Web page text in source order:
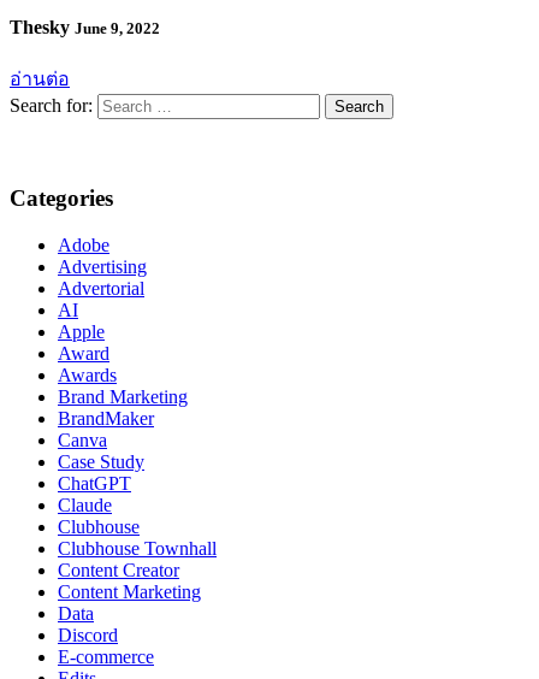
Thesky June 9, 2022
อ่านต่อ
Search for:
Categories
Adobe
Advertising
Advertorial
AI
Apple
Award
Awards
Brand Marketing
BrandMaker
Canva
Case Study
ChatGPT
Claude
Clubhouse
Clubhouse Townhall
Content Creator
Content Marketing
Data
Discord
E-commerce